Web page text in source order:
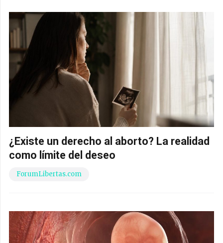
¿Existe un derecho al aborto? La realidad
como límite del deseo
ForumLibertas.com